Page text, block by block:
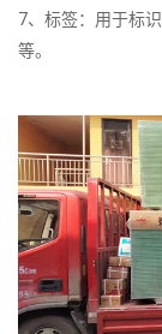
7、标签：用于标
等。